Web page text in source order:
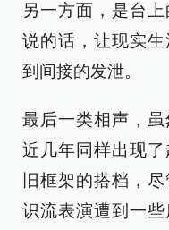
另一方面，是台
说的话，让现实
到间接的发泄。
最后一类相声，虽
近几年同样出现
旧框架的搭档，
识流表演遭到一